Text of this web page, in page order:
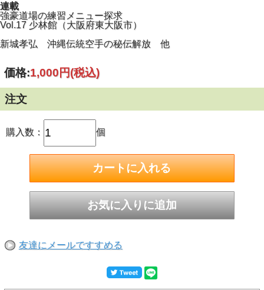
連載
強豪道場の練習メニュー探求
Vol.17 少林館（大阪府東大阪市）
新城孝弘 沖縄伝統空手の秘伝解放 他
価格:1,000円(税込)
注文
購入数： 個
友達にメールですすめる